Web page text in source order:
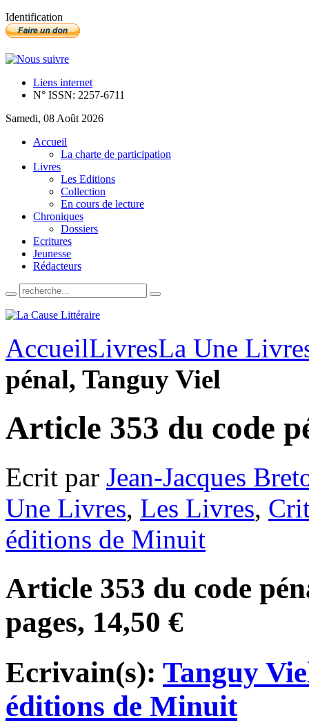
Identification
Liens internet
N° ISSN: 2257-6711
Samedi, 08 Août 2026
Accueil
La charte de participation
Livres
Les Editions
Collection
En cours de lecture
Chroniques
Dossiers
Ecritures
Jeunesse
Rédacteurs
AccueilLivresLa Une
pénal, Tanguy Viel
Article 353 du code
Ecrit par Jean-Jacques
Une Livres, Les Livres,
éditions de Minuit
Article 353 du code
pages, 14,50 €
Ecrivain(s): Tanguy
éditions de Minuit